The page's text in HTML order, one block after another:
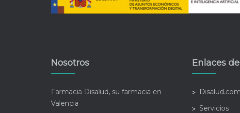
Nosotros
Farmacia Disalud, su farmacia en
Valencia
Enlaces
Disalud.com
Servicios